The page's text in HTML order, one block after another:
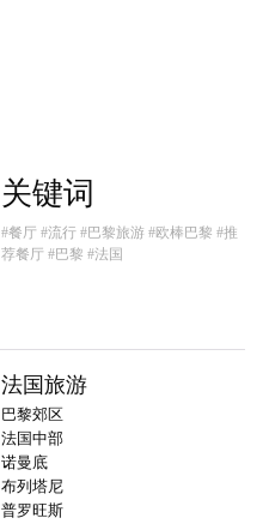
关键词
#餐厅 #流行 #巴黎旅游 #欧棒巴黎 #推
荐餐厅 #巴黎 #法国
法国旅游
巴黎郊区
法国中部
诺曼底
布列塔尼
普罗旺斯